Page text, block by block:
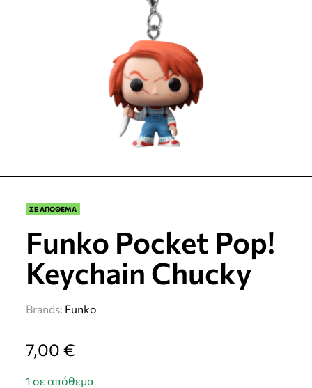
ΣΕ ΑΠΟΘΕΜΑ
Funko Pocket Pop!
Keychain Chucky
Brands: Funko
7,00€
1 σε απόθεμα